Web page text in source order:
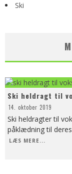
Ski
Ski heldragt til
14. oktober 2019
Ski heldragter til
påklædning til
LÆS MERE...